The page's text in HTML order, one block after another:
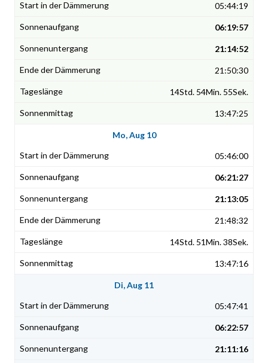
05:44:19
06:19:57
21:14:52
21:50:30
14Std. 54Min. 55Sek.
13:47:25
Mo, Aug 10
05:46:00
06:21:27
21:13:05
21:48:32
14Std. 51Min. 38Sek.
13:47:16
Di, Aug 11
05:47:41
06:22:57
21:11:16